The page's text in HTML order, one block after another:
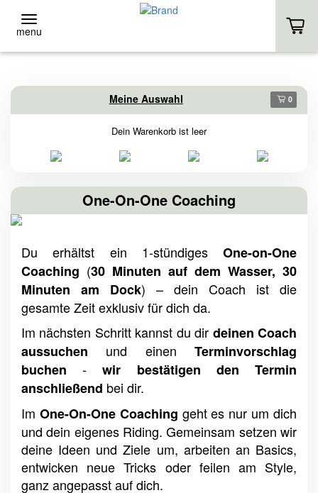
menu
Meine Auswahl 0
Dein Warenkorb ist leer
One-On-One Coaching
Du erhältst ein 1-stündiges One-on-One
Coaching (30 Minuten auf dem Wasser, 30
Minuten am Dock) – dein Coach ist die
gesamte Zeit exklusiv für dich da.
Im nächsten Schritt kannst du dir deinen Coach
aussuchen und einen Terminvorschlag
buchen -wir bestätigen den Termin
anschließend bei dir.
Im One-On-One Coaching geht es nur um dich
und dein eigenes Riding. Gemeinsam setzen wir
deine Ideen und Ziele um, arbeiten an Basics,
entwicken neue Tricks oder feilen am Style,
ganz angepasst auf dich.
Event-Location
EVENT ANFRAGE
Stand-Up
KURSE
HOMEPAGE